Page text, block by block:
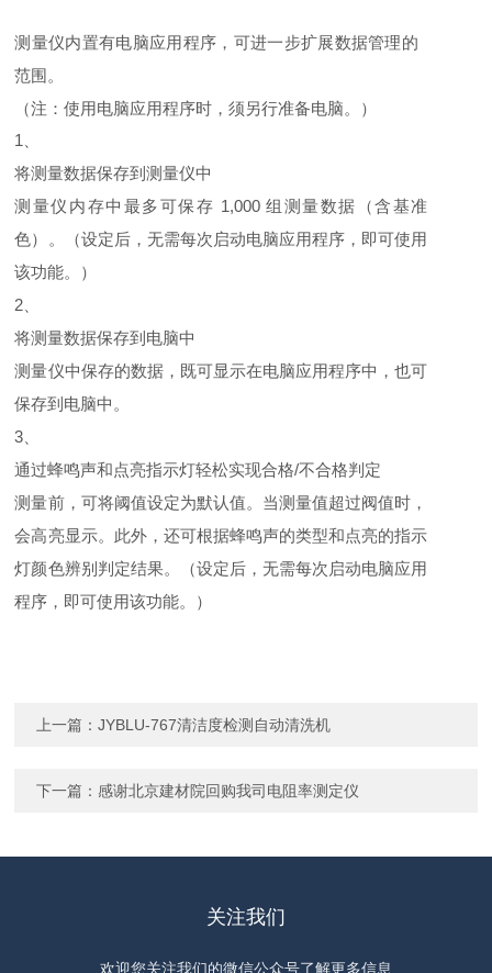
测量仪内置有电脑应用程序，可进一步扩展数据管理的
范围。
（注：使用电脑应用程序时，须另行准备电脑。）
1、
将测量数据保存到测量仪中
测量仪内存中最多可保存 1,000 组测量数据（含基准
色）。（设定后，无需每次启动电脑应用程序，即可使用
该功能。）
2、
将测量数据保存到电脑中
测量仪中保存的数据，既可显示在电脑应用程序中，也可
保存到电脑中。
3、
通过蜂鸣声和点亮指示灯轻松实现合格/不合格判定
测量前，可将阈值设定为默认值。当测量值超过阀值时，
会高亮显示。此外，还可根据蜂鸣声的类型和点亮的指示
灯颜色辨别判定结果。（设定后，无需每次启动电脑应用
程序，即可使用该功能。）
上一篇：JYBLU-767清洁度检测自动清洗机
下一篇： 感谢北京建材院回购我司电阻率测定仪
关注我们
欢迎您关注我们的微信公众号了解更多信息